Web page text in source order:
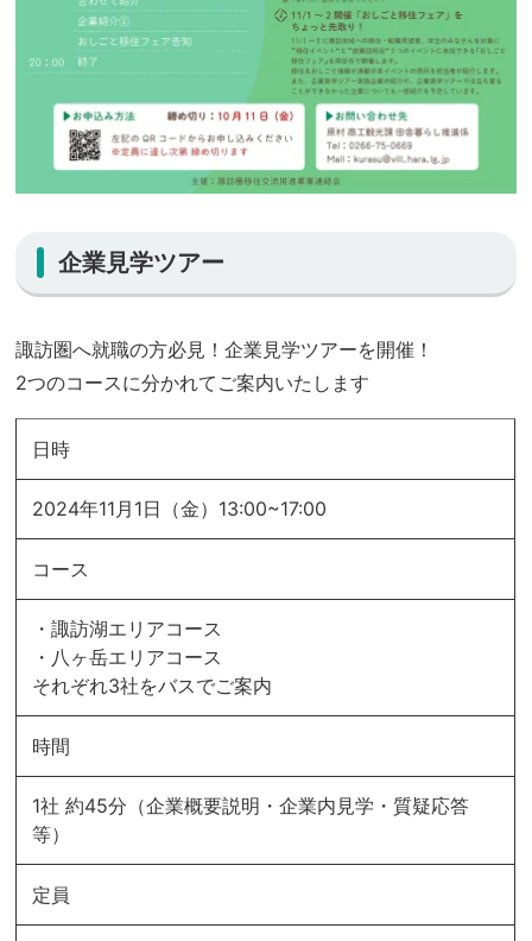
企業見学ツアー
諏訪圏へ就職の方必見！企業見学ツアーを開催！
2つのコースに分かれてご案内いたします
日時
2024年11月1日（金）13:00~17:00
コース
・諏訪湖エリアコース
・八ヶ岳エリアコース
それぞれ3社をバスでご案内
時間
1社 約45分（企業概要説明・企業内見学・質疑応答
等）
定員